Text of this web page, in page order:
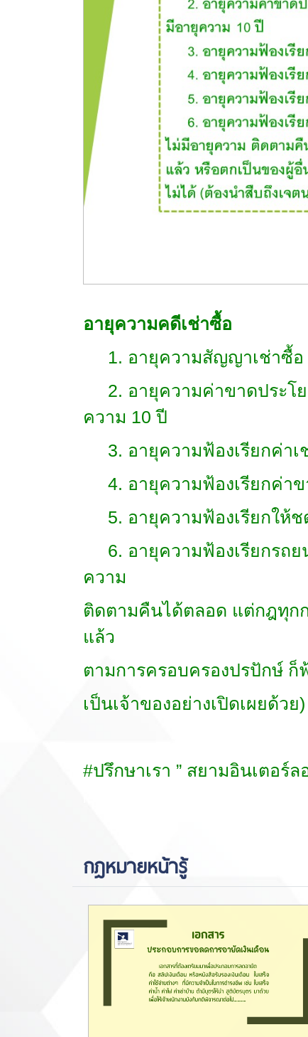
อายุความคดีเช่าซื้อ
1. อายุความสัญญาเช่าซื้อ
2. อายุความค่าขาดประโ
ความ 10 ปี
3. อายุความฟ้องเรียกค่าเ
4. อายุความฟ้องเรียกค่า
5. อายุความฟ้องเรียกให้ช
6. อายุความฟ้องเรียกรถย
ความ
ติดตามคืนได้ตลอด แต่กฎทุก
แล้ว
ตามการครอบครองปรปักษ์ ก็
เป็นเจ้าของอย่างเปิดเผยด้วย)
#ปรึกษาเรา ” สยามอินเตอร์
กฎหมายหน้ารู้